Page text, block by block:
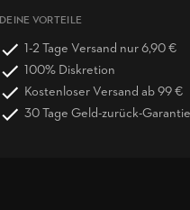
DEINE VORTEILE
1-2 Tage Versand nur 6,90 €
100% Diskretion
Kostenloser Versand ab 99 €
30 Tage Geld-zurück-Garantie